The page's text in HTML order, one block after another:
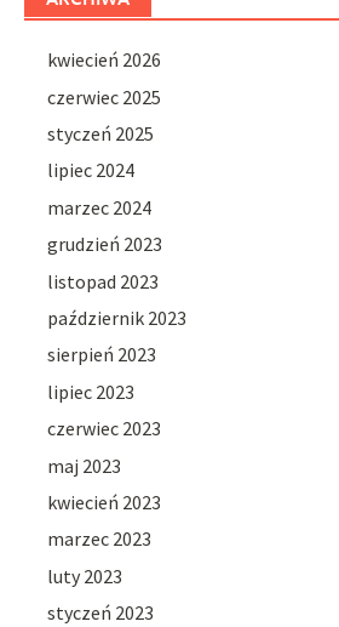
kwiecień 2026
czerwiec 2025
styczeń 2025
lipiec 2024
marzec 2024
grudzień 2023
listopad 2023
październik 2023
sierpień 2023
lipiec 2023
czerwiec 2023
maj 2023
kwiecień 2023
marzec 2023
luty 2023
styczeń 2023